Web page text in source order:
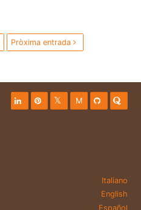
Pròxima entrada
M
Italiano
English
Español